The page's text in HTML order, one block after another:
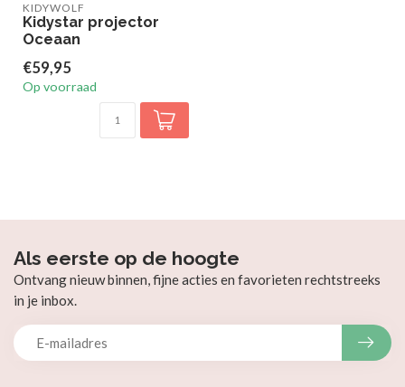
KIDYWOLF
Kidystar projector
Oceaan
€59,95
Op voorraad
Als eerste op de hoogte
Ontvang nieuw binnen, fijne acties en favorieten rechtstreeks
in je inbox.